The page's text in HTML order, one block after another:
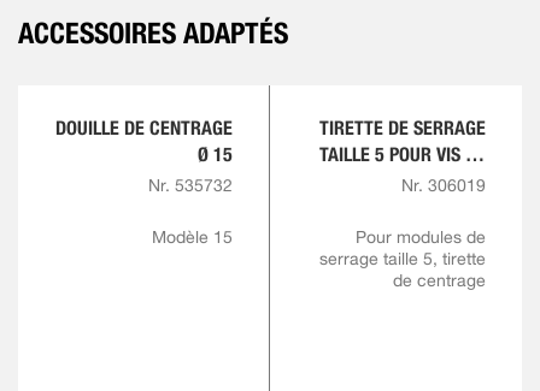
ACCESSOIRES ADAPTÉS
DOUILLE DE CENTRAGE
Ø 15
Nr. 535732
Modèle 15
TIRETTE DE SERRAGE
TAILLE 5 POUR VIS DE
TIRETTE M6
Nr. 306019
Pour modules de
serrage taille 5, tirette
de centrage